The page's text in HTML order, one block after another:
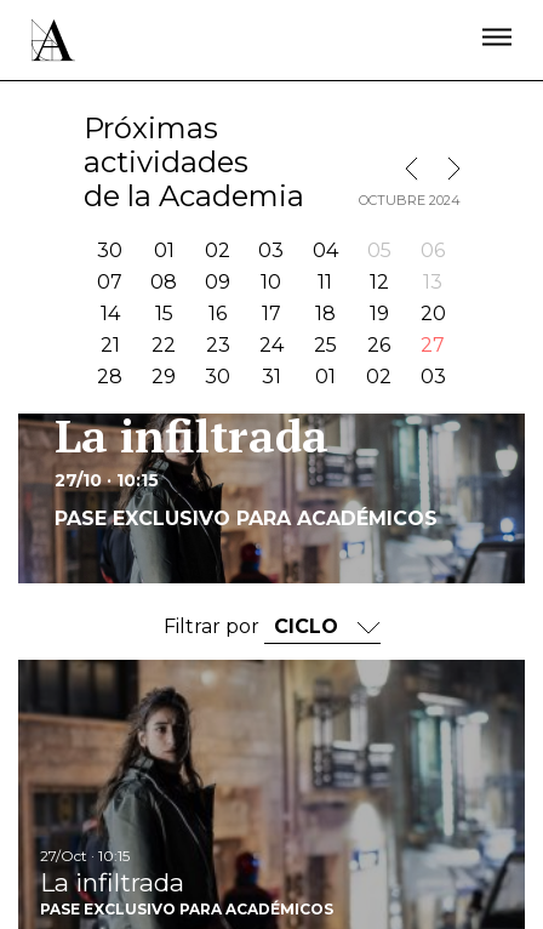
Próximas
actividades
de la Academia
MES ANTERIOR
MES SIGUIENTE
OCTUBRE 2024
30 01 02 03 04 05
06
07
08 09 10 11 12
13
14
15 16 17 18 19
20
21
22 23 24 25 26
27
28
29 30 31 01 02 03
La infiltrada
27/10 · 10:15
PASE EXCLUSIVO PARA ACADÉMICOS
Filtrar por
27/Oct · 10:15
La infiltrada
PASE EXCLUSIVO PARA ACADÉMICOS
ÚNETE A LA ACADEMIA DE CINE
PRENSA
NEWSLETTER